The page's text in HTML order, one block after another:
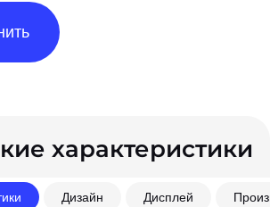
характеристики
Дизайн Дисплей